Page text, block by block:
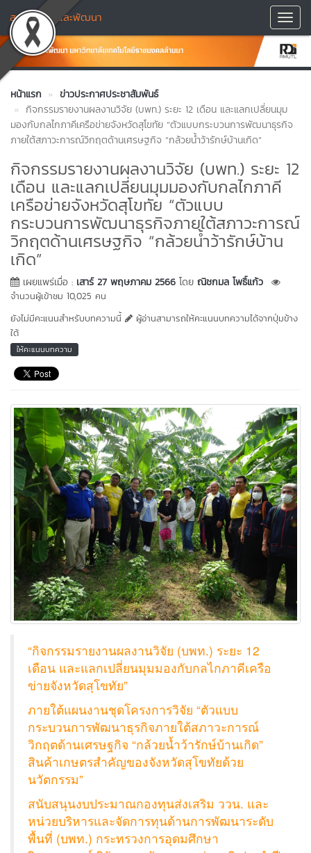
สถาบันวิจัยและพัฒนา
หน้าแรก
ข่าวประกาศประชาสัมพันธ์
กิจกรรมรายงานผลงานวิจัย (บพท.) ระยะ 12 เดือน และแลกเปลี่ยนมุม
มองกับกลไกภาคีเครือข่ายจังหวัดสุโขทัย “ตัวแบบกระบวนการพัฒนาธุรกิจ
ภายใต้สภาวะการณ์วิกฤตด้านเศรษฐกิจ “กล้วยน้ำว้ารักษ์บ้านเกิด”
กิจกรรมรายงานผลงานวิจัย (บพท.) ระยะ 12
เดือน และแลกเปลี่ยนมุมมองกับกลไกภาคี
เครือข่ายจังหวัดสุโขทัย “ตัวแบบ
กระบวนการพัฒนาธุรกิจภายใต้สภาวะการณ์
วิกฤตด้านเศรษฐกิจ “กล้วยน้ำว้ารักษ์บ้าน
เกิด”
เผยแพร่เมื่อ : เสาร์ 27 พฤษภาคม 2566 โดย ณิชกมล โพธิ์แก้ว
จำนวนผู้เข้าชม 10,025 คน
ยังไม่มีคะแนนสำหรับบทความนี้
ผู้อ่านสามารถให้คะแนนบทความได้จากปุ่มข้าง
ใต้
ให้คะแนนบทความ
“กิจกรรมรายงานผลงานวิจัย (บพท.) ระยะ 12
เดือน และแลกเปลี่ยนมุมมองกับกลไกภาคีเครือ
ข่ายจังหวัดสุโขทัย”
ภายใต้แผนงานชุดโครงการวิจัย “ตัวแบบ
กระบวนการพัฒนาธุรกิจภายใต้สภาวะการณ์
วิกฤตด้านเศรษฐกิจ “กล้วยน้ำว้ารักษ์บ้านเกิด”
สินค้าเกษตรสำคัญของจังหวัดสุโขทัยด้วย
นวัตกรรม”
สนับสนุนงบประมาณกองทุนส่งเสริม ววน. และ
หน่วยบริหารและจัดการทุนด้านการพัฒนาระดับ
พื้นที่ (บพท.) กระทรวงการอุดมศึกษา